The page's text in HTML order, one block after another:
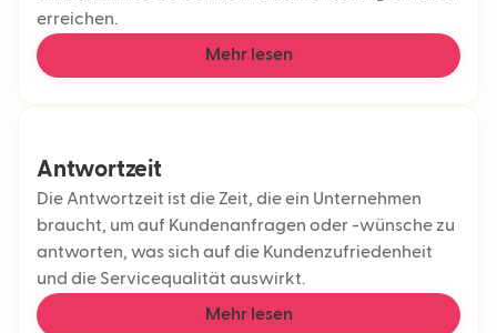
erreichen.
Mehr lesen
Antwortzeit
Die Antwortzeit ist die Zeit, die ein Unternehmen
braucht, um auf Kundenanfragen oder -wünsche zu
antworten, was sich auf die Kundenzufriedenheit
und die Servicequalität auswirkt.
Mehr lesen